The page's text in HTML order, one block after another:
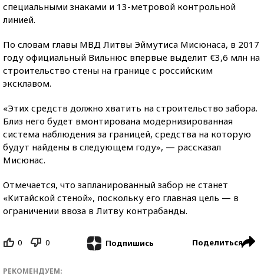
специальными знаками и 13-метровой контрольной
линией.
По словам главы МВД Литвы Эймутиса Мисюнаса, в 2017
году официальный Вильнюс впервые выделит €3,6 млн на
строительство стены на границе с российским
эксклавом.
«Этих средств должно хватить на строительство забора.
Близ него будет вмонтирована модернизированная
система наблюдения за границей, средства на которую
будут найдены в следующем году», — рассказал
Мисюнас.
Отмечается, что запланированный забор не станет
«Китайской стеной», поскольку его главная цель — в
ограничении ввоза в Литву контрабанды.
0 0 Подпишись Поделиться
РЕКОМЕНДУЕМ: